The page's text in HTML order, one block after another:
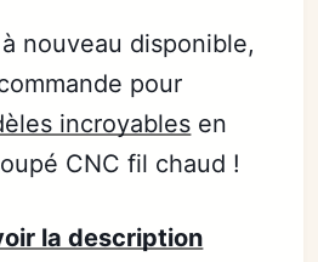
nouveau disponible,
pour
incroyables en
CNC fil chaud !
la description